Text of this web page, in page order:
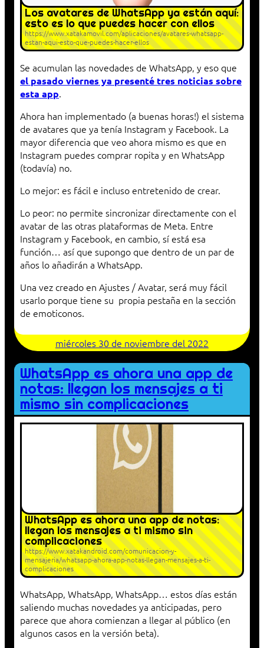
Los avatares de WhatsApp ya están aquí:
esto es lo que puedes hacer con ellos
https://www.xatakamovil.com/aplicaciones/avatares-whatsapp-
estan-aqui-esto-que-puedes-hacer-ellos
Se acumulan las novedades de WhatsApp, y eso que
el pasado viernes ya presenté tres noticias sobre
esta app.
Ahora han implementado (a buenas horas!) el sistema
de avatares que ya tenía Instagram y Facebook. La
mayor diferencia que veo ahora mismo es que en
Instagram puedes comprar ropita y en WhatsApp
(todavía) no.
Lo mejor: es fácil e incluso entretenido de crear.
Lo peor: no permite sincronizar directamente con el
avatar de las otras plataformas de Meta. Entre
Instagram y Facebook, en cambio, sí está esa
función… así que supongo que dentro de un par de
años lo añadirán a WhatsApp.
Una vez creado en Ajustes / Avatar, será muy fácil
usarlo porque tiene su propia pestaña en la sección
de emoticonos.
miércoles 30 de noviembre del 2022
WhatsApp es ahora una app de
notas: llegan los mensajes a ti
mismo sin complicaciones
WhatsApp es ahora una app de notas:
llegan los mensajes a ti mismo sin
complicaciones
https://www.xatakandroid.com/comunicacion-y-
mensajeria/whatsapp-ahora-app-notas-llegan-mensajes-a-ti-
complicaciones
WhatsApp, WhatsApp, WhatsApp… estos días están
saliendo muchas novedades ya anticipadas, pero
parece que ahora comienzan a llegar al público (en
algunos casos en la versión beta).